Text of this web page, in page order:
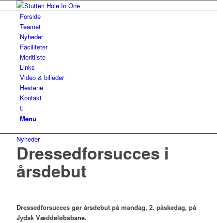
Forside
Teamet
Nyheder
Faciliteter
Meritliste
Links
Video & billeder
Hestene
Kontakt
Menu
Nyheder
Dressedforsucces i
årsdebut
Dressedforsucces gør årsdebut på mandag, 2. påskedag, på
Jydsk Væddeløbsbane.